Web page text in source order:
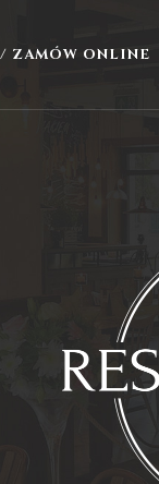
ZAMÓW ONLINE